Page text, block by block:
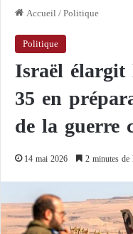
Accueil/Politique
Politique
Israël élargit
35 en
de la guerre
14 mai 2026 2 minutes de